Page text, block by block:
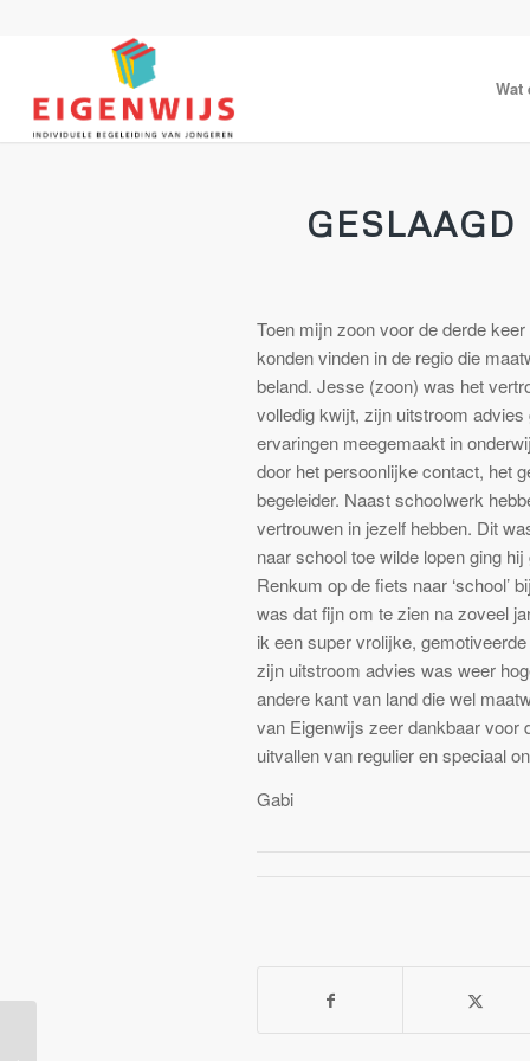
Wat
Toen mijn zoon voor de derde
konden vinden in de regio die
beland. Jesse (zoon) was het
volledig kwijt, zijn uitstroom
ervaringen meegemaakt in
door het persoonlijke contact, het
begeleider. Naast schoolwerk
vertrouwen in jezelf hebben. Dit
naar school toe wilde lopen ging
Renkum op de fiets naar ‘school’
was dat fijn om te zien na zoveel
ik een super vrolijke,
zijn uitstroom advies was weer
andere kant van land die wel
van Eigenwijs zeer dankbaar voor
uitvallen van regulier en speciaal
Gabi